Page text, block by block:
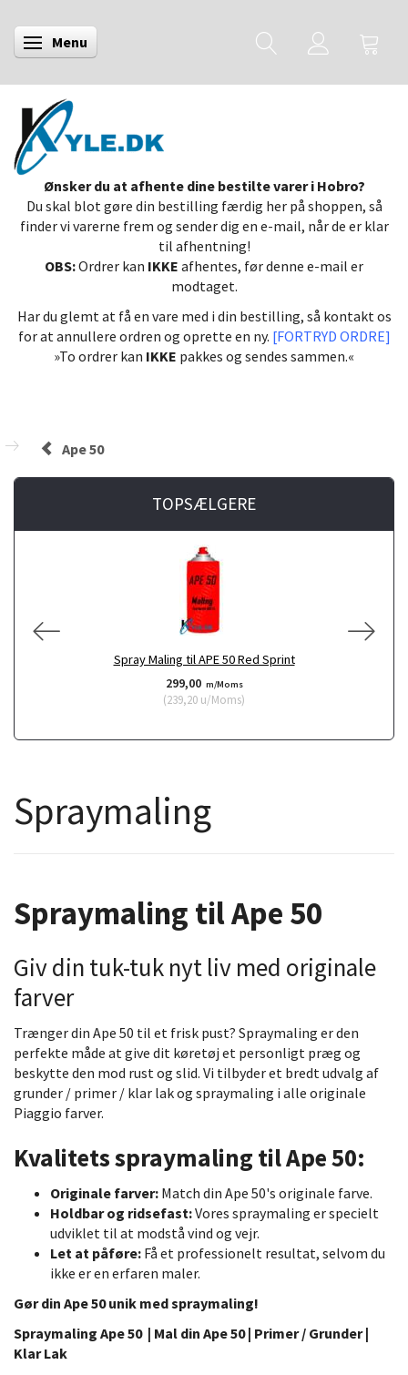
Skifte navigation
Menu
Ønsker du at afhente dine bestilte varer i Hobro?
Du skal blot gøre din bestilling færdig her på shoppen, så
finder vi varerne frem og sender dig en e-mail, når de er klar
til afhentning!
OBS:Ordrer kan IKKE afhentes, før denne e-mail er
modtaget.
Har du glemt at få en vare med i din bestilling, så kontakt os
for at annullere ordren og oprette en ny. [FORTRYD ORDRE]
»To ordrer kan IKKE pakkes og sendes sammen.«
Ape 50
TOPSÆLGERE
Spray Maling til APE 50 Red Sprint
299,00 m/Moms
(239,20 u/Moms)
Spraymaling
Spraymaling til Ape 50
Giv din tuk-tuk nyt liv med originale
farver
Trænger din Ape 50 til et frisk pust? Spraymaling er den
perfekte måde at give dit køretøj et personligt præg og
beskytte den mod rust og slid. Vi tilbyder et bredt udvalg af
grunder / primer / klar lak og spraymaling i alle originale
Piaggio farver.
Kvalitets spraymaling til Ape 50:
Originale farver: Match din Ape 50's originale farve.
Holdbar og ridsefast:Vores spraymaling er specielt
udviklet til at modstå vind og vejr.
Let at påføre: Få et professionelt resultat, selvom du
ikke er en erfaren maler.
Gør din Ape 50 unik med spraymaling!
Spraymaling Ape 50 | Mal din Ape 50 | Primer / Grunder |
Klar Lak